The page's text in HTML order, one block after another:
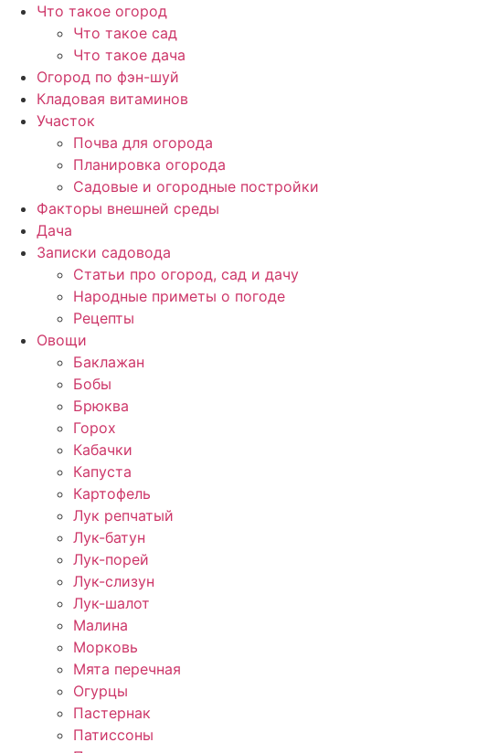
Перейти
содержимому
Что такое огород
Что такое сад
Что такое дача
Огород по фэн-шуй
Кладовая витаминов
Участок
Почва для огорода
Планировка огорода
Садовые и огородные постройки
Факторы внешней среды
Дача
Записки садовода
Статьи про огород, сад и дачу
Народные приметы о погоде
Рецепты
Овощи
Баклажан
Бобы
Брюква
Горох
Кабачки
Капуста
Картофель
Лук репчатый
Лук-батун
Лук-порей
Лук-слизун
Лук-шалот
Малина
Морковь
Мята перечная
Огурцы
Пастернак
Патиссоны